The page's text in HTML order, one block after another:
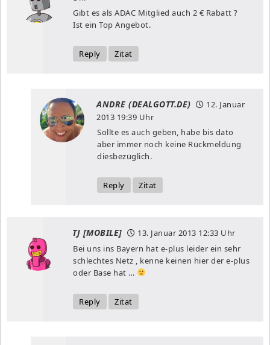
Gibt es als ADAC Mitglied auch 2 € Rabatt ?
Ist ein Top Angebot.
Reply Zitat
ANDRE (DEALGOTT.DE)
12. Januar
2013 19:39 Uhr
Sollte es auch geben, habe bis dato
aber immer noch keine Rückmeldung
diesbezüglich.
Reply Zitat
TJ [MOBILE] 13. Januar 2013 12:33 Uhr
Bei uns ins Bayern hat e-plus leider ein sehr
schlechtes Netz , kenne keinen hier der e-plus
oder Base hat …
Reply Zitat